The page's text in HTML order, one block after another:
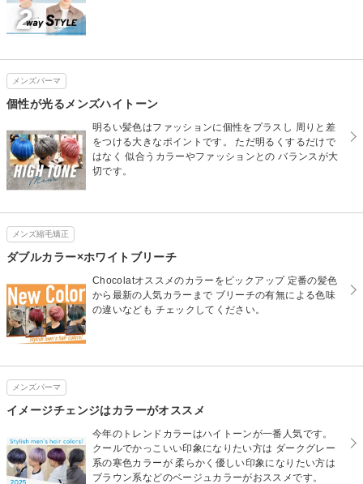
メンズパーマ
個性が光るメンズハイトーン
明るい髪色はファッションに個性をプラスし 周りと差
をつける大きなポイントです。 ただ明るくするだけで
はなく 似合うカラーやファッションとの バランスが大
切です。
メンズ縮毛矯正
ダブルカラー×ホワイトブリーチ
Chocolatオススメのカラーをピックアップ 定番の髪色
から最新の人気カラーまで ブリーチの有無による色味
の違いなども チェックしてください。
メンズパーマ
イメージチェンジはカラーがオススメ
今年のトレンドカラーはハイトーンが一番人気です。
クールでかっこいい印象になりたい方は ダークグレー
系の寒色カラーが 柔らかく優しい印象になりたい方は
ブラウン系などのベージュカラーがおススメです。